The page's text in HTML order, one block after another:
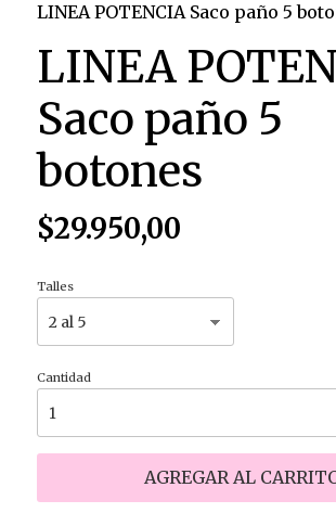
LINEA POTENCIA Saco paño 5
LINEA
Saco paño 5
botones
$29.950,00
Talles
Cantidad
AGREGAR AL